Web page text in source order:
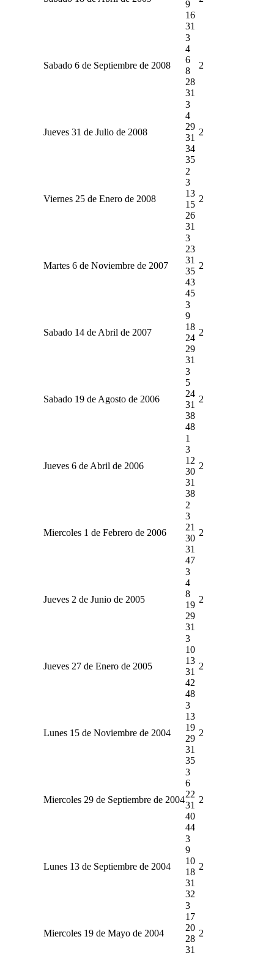
9
16
31
Sabado 6 de Septiembre de 2008
3
4
6
8
28
31
2
Jueves 31 de Julio de 2008
3
4
29
31
34
35
2
Viernes 25 de Enero de 2008
2
3
13
15
26
31
2
Martes 6 de Noviembre de 2007
3
23
31
35
43
45
2
Sabado 14 de Abril de 2007
3
9
18
24
29
31
2
Sabado 19 de Agosto de 2006
3
5
24
31
38
48
2
Jueves 6 de Abril de 2006
1
3
12
30
31
38
2
Miercoles 1 de Febrero de 2006
2
3
21
30
31
47
2
Jueves 2 de Junio de 2005
3
4
8
19
29
31
2
Jueves 27 de Enero de 2005
3
10
13
31
42
48
2
Lunes 15 de Noviembre de 2004
3
13
19
29
31
35
2
Miercoles 29 de Septiembre de 2004
3
6
22
31
40
44
2
Lunes 13 de Septiembre de 2004
3
9
10
18
31
32
2
Miercoles 19 de Mayo de 2004
3
17
20
28
31
2